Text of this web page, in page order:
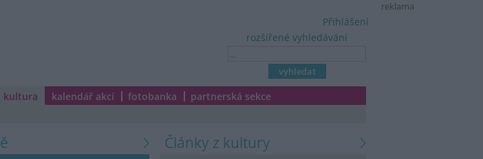
reklama
rozšířené vyhledávání
Přihlášení
kultura kalendář akcí fotobanka partnerská sekce
články z kultury